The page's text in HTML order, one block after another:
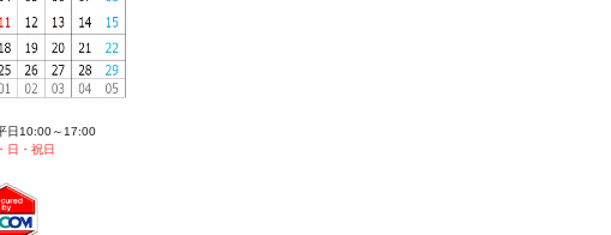
日10:00～17:00
日・祝日